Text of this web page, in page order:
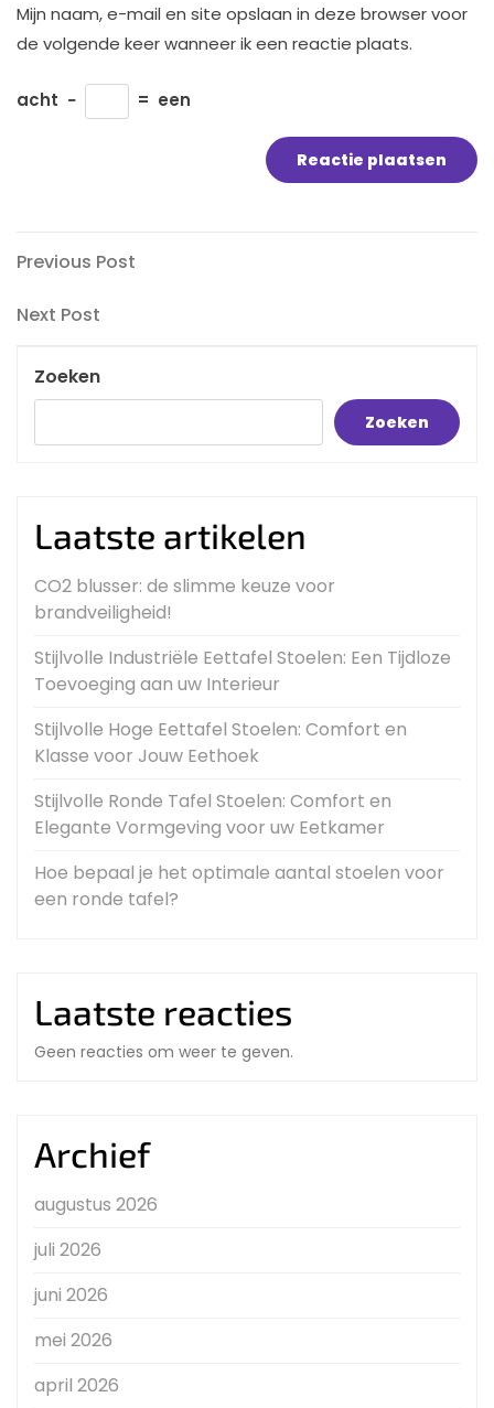
Mijn naam, e-mail en site opslaan in deze browser voor
de volgende keer wanneer ik een reactie plaats.
acht − = een
Bericht
navigatie
Previous
Previous Post
Next
Next Post
Zoeken
Zoeken
Laatste artikelen
CO2 blusser: de slimme keuze voor
brandveiligheid!
Stijlvolle Industriële Eettafel Stoelen: Een Tijdloze
Toevoeging aan uw Interieur
Stijlvolle Hoge Eettafel Stoelen: Comfort en
Klasse voor Jouw Eethoek
Stijlvolle Ronde Tafel Stoelen: Comfort en
Elegante Vormgeving voor uw Eetkamer
Hoe bepaal je het optimale aantal stoelen voor
een ronde tafel?
Laatste reacties
Geen reacties om weer te geven.
Archief
augustus 2026
juli 2026
juni 2026
mei 2026
april 2026